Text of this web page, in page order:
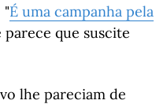
"É uma campanha pela
parece que suscite
lhe pareciam de